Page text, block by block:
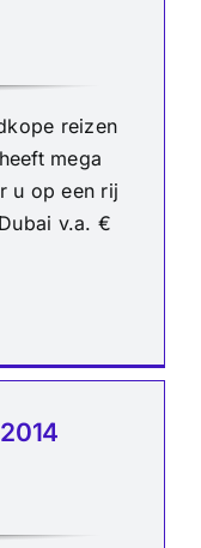
reizen
mega
u op een rij
v.a. €